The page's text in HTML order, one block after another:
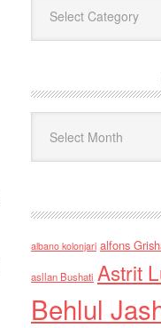
albano kolonjari alfons
asllan Bushati Astrit
Behlul